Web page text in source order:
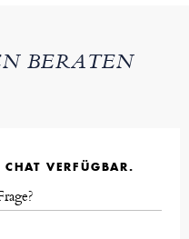
BERATEN
VERFÜGBAR.